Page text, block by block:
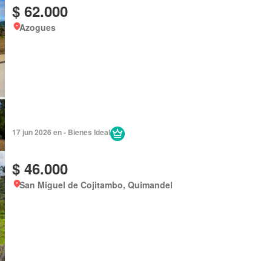
$ 62.000
Azogues
17 jun 2026 en - Bienes Ideal
$ 46.000
San Miguel de Cojitambo, Quimandel